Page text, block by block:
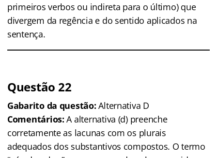
primeiros verbos ou indireta para o último) que
divergem da regência e do sentido aplicados na
sentença.
Questão 22
Gabarito da questão: Alternativa D
Comentários: A alternativa (d) preenche
corretamente as lacunas com os plurais
adequados dos substantivos compostos. O termo